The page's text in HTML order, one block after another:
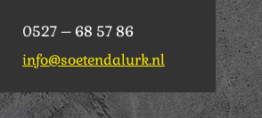
0527 – 68 57 86
info@soetendalurk.nl